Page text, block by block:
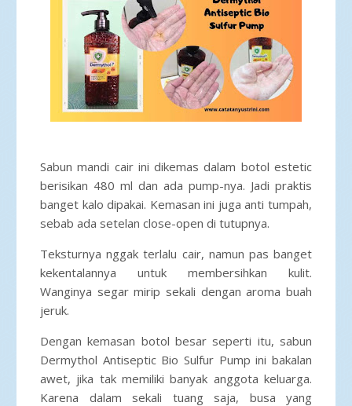
Sabun mandi cair ini dikemas dalam botol estetic
berisikan 480 ml dan ada pump-nya. Jadi praktis
banget kalo dipakai. Kemasan ini juga anti tumpah,
sebab ada setelan close-open di tutupnya.
Teksturnya nggak terlalu cair, namun pas banget
kekentalannya untuk membersihkan kulit.
Wanginya segar mirip sekali dengan aroma buah
jeruk.
Dengan kemasan botol besar seperti itu, sabun
Dermythol Antiseptic Bio Sulfur Pump ini bakalan
awet, jika tak memiliki banyak anggota keluarga.
Karena dalam sekali tuang saja, busa yang